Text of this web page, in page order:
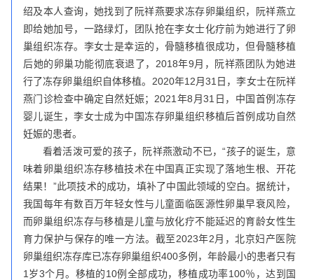
绍及本人查询，她找到了阮祥燕要求冻存卵巢组织，阮祥燕立
即给她加号，一路绿灯，团队抢在李女士化疗前为她进行了卵
巢组织冻存。李女士是幸运的，骨髓移植很成功，但骨髓移植
后她的卵巢功能彻底衰退了，2018年9月，阮祥燕团队为她进
行了冻存卵巢组织自体移植。2020年12月31日，李女士在阮祥
燕门诊检查中确定自然妊娠；2021年8月31日，中国首例冻存
婴儿诞生，李女士成为中国冻存卵巢组织移植后首例成功自然
妊娠的患者。
看着活泼可爱的孩子，阮祥燕激动不已，“孩子的诞生，意
味着卵巢组织冻存移植技术在中国真正实现了落地生根、开花
结果！”此项技术的成功，填补了中国此领域的空白。据统计，
我国每年有数百万年轻女性与儿童面临医源性卵巢早衰风险，
而卵巢组织冻存与移植是儿童与放化疗不能延迟的育龄女性生
育力保护与保存的唯一方法。截至2023年2月，北京妇产医院
卵巢组织冻存库已冻存卵巢组织400多例，年龄最小的患者只有
1岁3个月。移植的10例全部成功，移植成功率100％，达到国